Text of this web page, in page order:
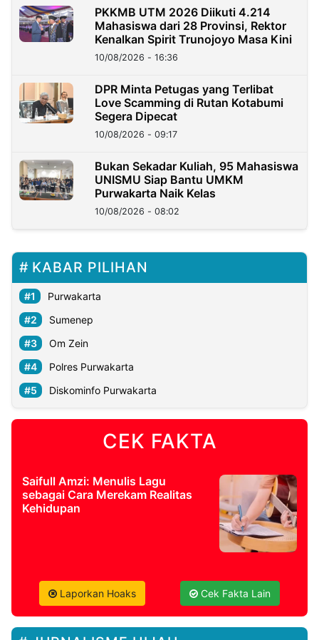
PKKMB UTM 2026 Diikuti 4.214
Mahasiswa dari 28 Provinsi, Rektor
Kenalkan Spirit Trunojoyo Masa Kini
10/08/2026 - 16:36
DPR Minta Petugas yang Terlibat
Love Scamming di Rutan Kotabumi
Segera Dipecat
10/08/2026 - 09:17
Bukan Sekadar Kuliah, 95 Mahasiswa
UNISMU Siap Bantu UMKM
Purwakarta Naik Kelas
10/08/2026 - 08:02
KABAR PILIHAN
Purwakarta
Sumenep
Om Zein
Polres Purwakarta
Diskominfo Purwakarta
CEK FAKTA
Saifull Amzi: Menulis Lagu
sebagai Cara Merekam Realitas
Kehidupan
Laporkan Hoaks Cek Fakta Lain